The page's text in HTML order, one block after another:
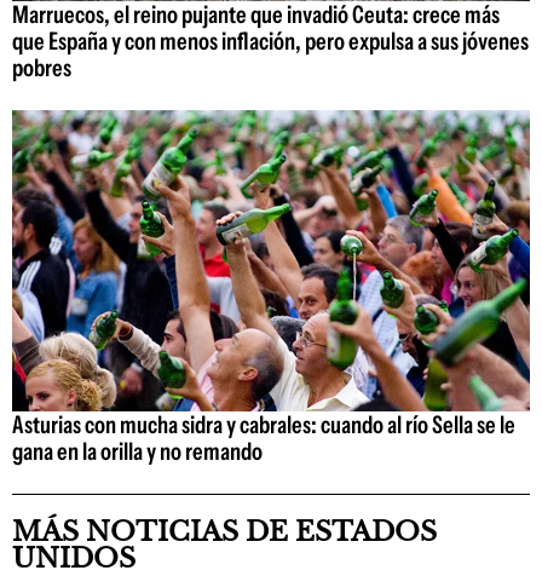
Marruecos, el reino pujante que invadió Ceuta: crece más
que España y con menos inflación, pero expulsa a sus jóvenes
pobres
Asturias con mucha sidra y cabrales: cuando al río Sella se le
gana en la orilla y no remando
MÁS NOTICIAS DE ESTADOS
UNIDOS